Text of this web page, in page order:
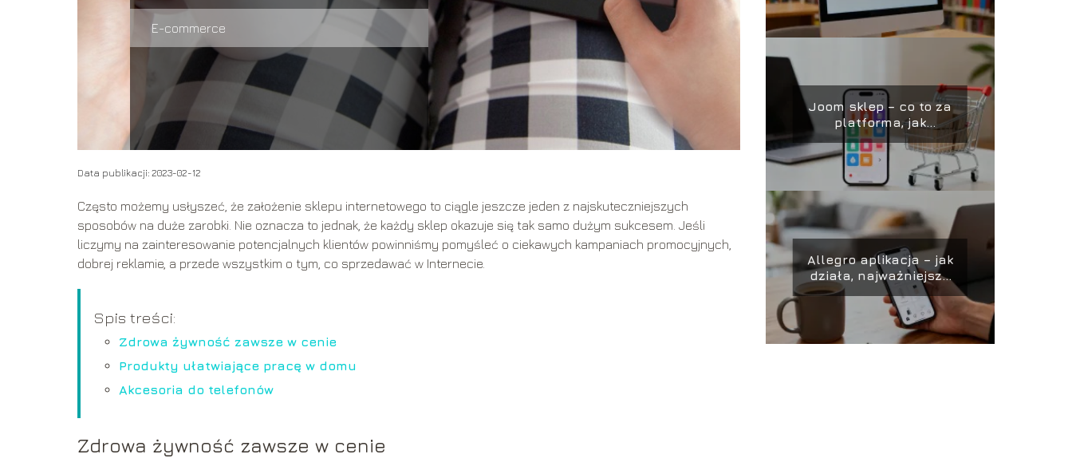
E-commerce
Data publikacji: 2023-02-12
Często możemy usłyszeć, że założenie sklepu internetowego to ciągle jeszcze jeden z najskuteczniejszych
sposobów na duże zarobki. Nie oznacza to jednak, że każdy sklep okazuje się tak samo dużym sukcesem. Jeśli
liczymy na zainteresowanie potencjalnych klientów powinniśmy pomyśleć o ciekawych kampaniach promocyjnych,
dobrej reklamie, a przede wszystkim o tym, co sprzedawać w Internecie.
Spis treści:
Zdrowa żywność zawsze w cenie
Produkty ułatwiające pracę w domu
Akcesoria do telefonów
Zdrowa żywność zawsze w cenie
Joom sklep – co to za
platforma, jak
kupować, opinie
Allegro aplikacja – jak
działa, najważniejsze
funkcje